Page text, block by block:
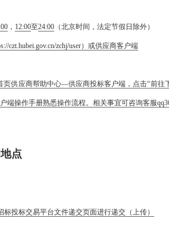
， 12:00至24:00 （北京时间，法定节假日除外）
zchj/user）或供应商客户端
供应商帮助中心—供应商投标客户端，点击“前
操作手册熟悉操作流程。相关事宜可咨询客服
点
投标交易平台文件递交页面进行递交（上传）